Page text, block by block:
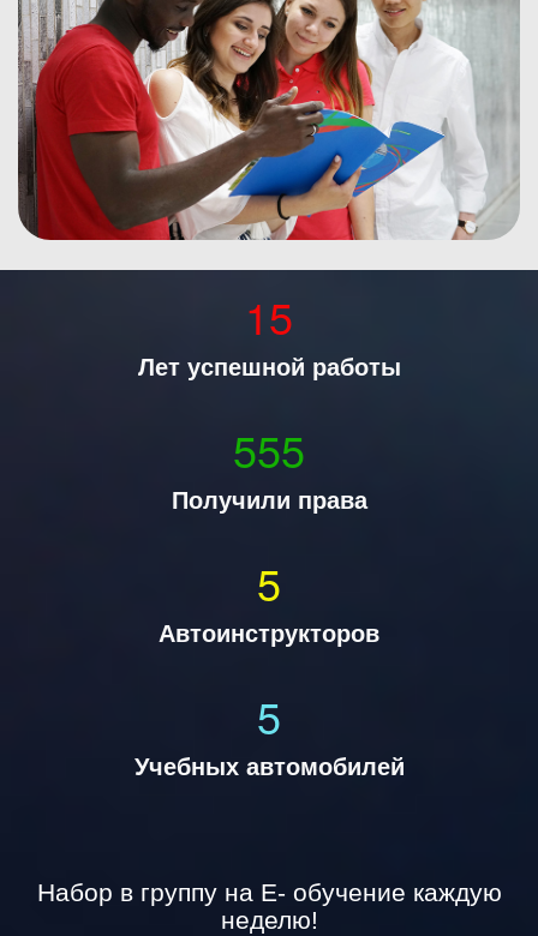
15
Лет успешной работы
555
Получили права
5
Автоинструкторов
5
Учебных автомобилей
Набор в группу на E- обучение каждую
неделю!